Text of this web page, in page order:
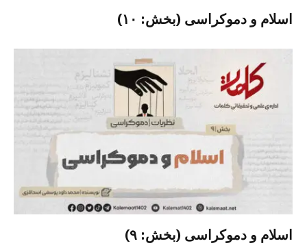
اسلام و دموکراسی (بخش: ۱۰)
اسلام و دموکراسی (بخش: ۹)